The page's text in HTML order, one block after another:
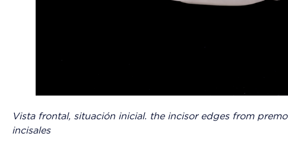
Vista frontal, situación inicial. the incisor edges from
incisales